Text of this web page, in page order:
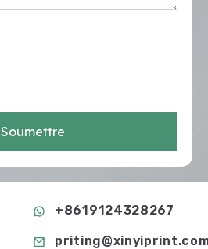
Soumettre
+8619124328267